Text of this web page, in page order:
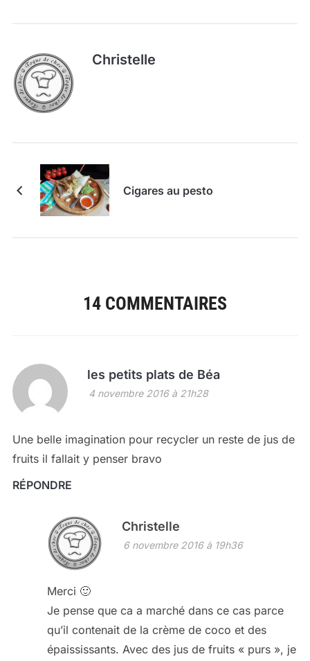
Christelle
Cigares au pesto
14 COMMENTAIRES
les petits plats de Béa
4 novembre 2016 à 21h28
Une belle imagination pour recycler un reste de jus de
fruits il fallait y penser bravo
RÉPONDRE
Christelle
6 novembre 2016 à 19h36
Merci 🙂
Je pense que ca a marché dans ce cas parce
qu’il contenait de la crème de coco et des
épaississants. Avec des jus de fruits « purs », je